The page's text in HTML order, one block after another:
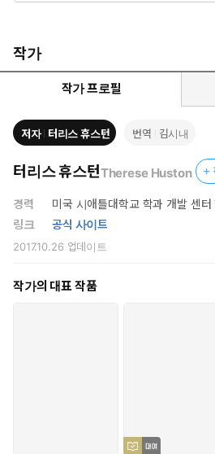
하는 것을 목표로 연구해 왔다. 뇌를
사용할 수 있을지를 고민하던 저자는
증한 즉시 실천 가능한 전략을 발견했
독자 여러분은 책 속에 실린 여러 전
부를 사용해 더 총명한 자신으로 거듭
《샤프》를 통해 더 똑똑해진 내 뇌와
◎ 본문 중에서
서, 점심시간에, 잠들기 직전, 바쁜 일상
다. 완전히 틀렸다. 메이요 클리닉
작가
작가 프로필
저자 터리스 휴스턴 번역 김시내
터리스 휴스턴Therese Huston
경력
미국 시애틀대학교 학과 개발 센
링크
공식 사이트
2017.10.26 업데이트
작가의 대표 작품